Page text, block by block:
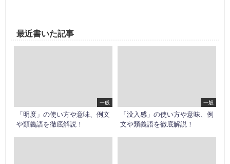
最近書いた記事
一般
「明度」の使い方や意味、例文
や類義語を徹底解説！
一般
「没入感」の使い方や意味、例
文や類義語を徹底解説！